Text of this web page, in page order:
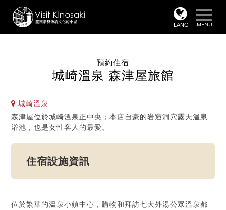
LANG
toggle
預約住宿
城崎溫泉 森津屋旅館
城崎溫泉
森津屋位於城崎溫泉正中央；本店自豪的岩窟洞穴露天溫泉
浴池，也是女性客人的最愛。
住宿設施資訊
位於繁華的溫泉小鎮中心，購物和拜訪七大外湯公眾溫泉都